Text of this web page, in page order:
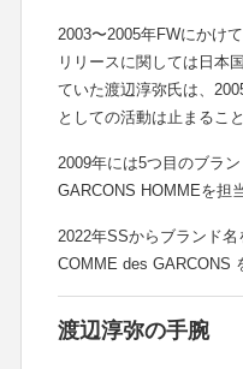
2003〜2005年FWにかけ
リリースに関しては日本
ていた渡辺淳弥氏は、
としての活動は止まるこ
2009年には5つ目のブラ
GARCONS HOMMEを担
2022年SSからブランド
COMME des GARCONS
渡辺淳弥の手腕